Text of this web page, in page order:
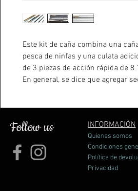
Este kit de caña combina una
pesca de ninfas y una culata
de 3 piezas de acción rápida de
En general, se dice que agregar
que acepta una línea # 4 e
anillas de guía negra. Envolturas
azules. Mangos de corcho.
Follow us INFORMACIÓN
Quienes somos
Condiciones
Política de
Privacidad